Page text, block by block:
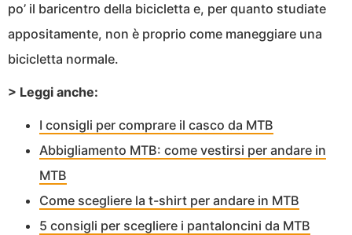
po’ il baricentro della bicicletta e, per quanto studiate
appositamente, non è proprio come maneggiare una
bicicletta normale.
> Leggi anche:
I consigli per comprare il casco da MTB
Abbigliamento MTB: come vestirsi per andare in
MTB
Come scegliere la t-shirt per andare in MTB
5 consigli per scegliere i pantaloncini da MTB